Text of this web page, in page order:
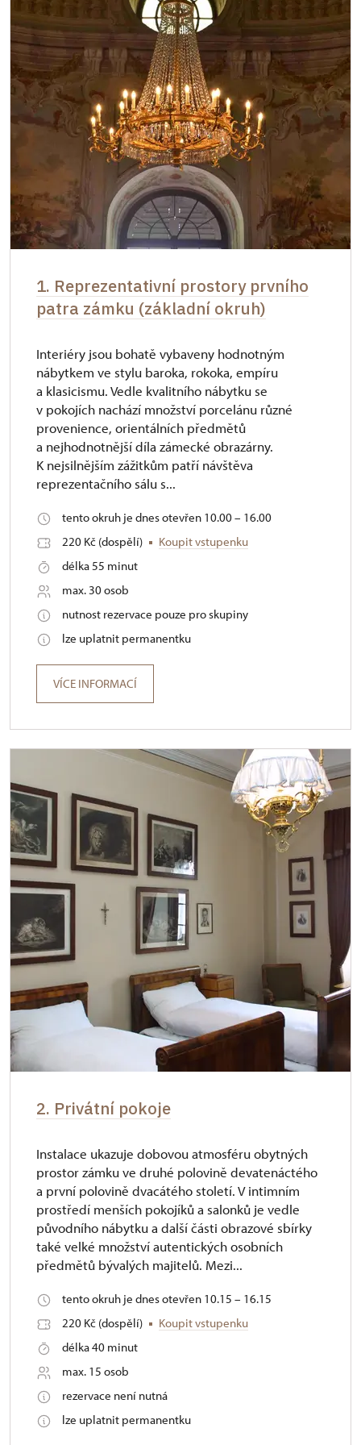
1. Reprezentativní prostory prvního
patra zámku (základní okruh)
Interiéry jsou bohatě vybaveny hodnotným
nábytkem ve stylu baroka, rokoka, empíru
a klasicismu. Vedle kvalitního nábytku se
v pokojích nachází množství porcelánu různé
provenience, orientálních předmětů
a nejhodnotnější díla zámecké obrazárny.
K nejsilnějším zážitkům patří návštěva
reprezentačního sálu s...
tento okruh je dnes otevřen 10.00 – 16.00
220 Kč (dospělí)
Koupit vstupenku
délka 55 minut
max. 30 osob
nutnost rezervace pouze pro skupiny
lze uplatnit permanentku
VÍCE INFORMACÍ
2. Privátní pokoje
Instalace ukazuje dobovou atmosféru obytných
prostor zámku ve druhé polovině devatenáctého
a první polovině dvacátého století. V intimním
prostředí menších pokojíků a salonků je vedle
původního nábytku a další části obrazové sbírky
také velké množství autentických osobních
předmětů bývalých majitelů. Mezi...
tento okruh je dnes otevřen 10.15 – 16.15
220 Kč (dospělí)
Koupit vstupenku
délka 40 minut
max. 15 osob
rezervace není nutná
lze uplatnit permanentku